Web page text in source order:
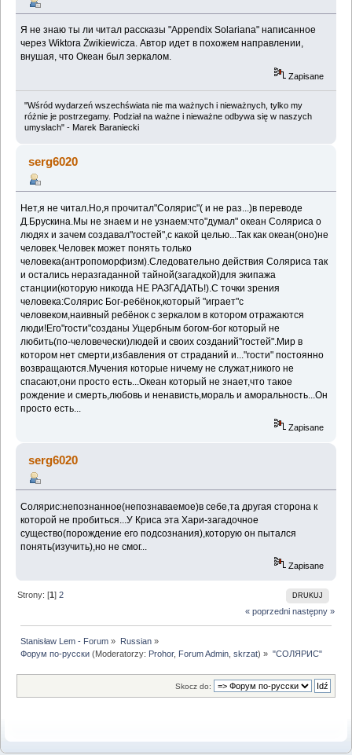
Я не знаю ты ли читал рассказы "Appendix Solariana" написанное
через Wiktora Żwikiewicza. Автор идет в похожем направлении,
внушая, что Океан был зеркалом.
Zapisane
"Wśród wydarzeń wszechświata nie ma ważnych i nieważnych, tylko my
różnie je postrzegamy. Podział na ważne i nieważne odbywa się w naszych
umysłach" - Marek Baraniecki
serg6020
Нет,я не читал.Но,я прочитал"Солярис"( и не раз...)в переводе
Д.Брускина.Мы не знаем и не узнаем:что"думал" океан Соляриса о
людях и зачем создавал"гостей",с какой целью...Так как океан(оно)не
человек.Человек может понять только
человека(антропоморфизм).Следовательно действия Соляриса так
и остались неразгаданной тайной(загадкой)для экипажа
станции(которую никогда НЕ РАЗГАДАТЬ!).С точки зрения
человека:Солярис Бог-ребёнок,который "играет"с
человеком,наивный ребёнок с зеркалом в котором отражаются
люди!Его"гости"созданы Ущербным богом-бог который не
любить(по-человечески)людей и своих созданий"гостей".Мир в
котором нет смерти,избавления от страданий и..."гости" постоянно
возвращаются.Мучения которые ничему не служат,никого не
спасают,они просто есть...Океан который не знает,что такое
рождение и смерть,любовь и ненависть,мораль и аморальность...Он
просто есть...
Zapisane
serg6020
Солярис:непознанное(непознаваемое)в себе,та другая сторона к
которой не пробиться...У Криса эта Хари-загадочное
существо(порождение его подсознания),которую он пытался
понять(изучить),но не смог...
Zapisane
DRUKUJ
Strony: [1]2
« poprzedni następny »
Stanisław Lem - Forum » Russian»
Форум по-русски (Moderatorzy: Prohor, Forum Admin ,skrzat) » "СОЛЯРИС"
Skocz do: